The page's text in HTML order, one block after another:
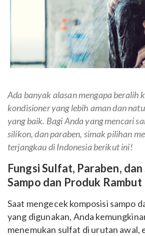
Ada banyak alasan mengapa beralih
kondisioner yang lebih aman dan
yang baik. Bagi Anda yang mencari
silikon, dan paraben, simak pilihan
terjangkau di Indonesia berikut ini!
Fungsi Sulfat, Paraben,
Sampo dan Produk Rambut
Saat mengecek komposisi sampo
yang digunakan, Anda
menemukan sulfat di urutan awal,